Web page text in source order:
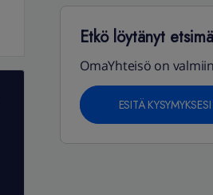
Etkö löytänyt
OmaYhteisö on
ESITÄ